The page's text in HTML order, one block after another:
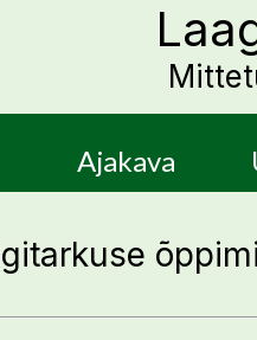
Ajakava